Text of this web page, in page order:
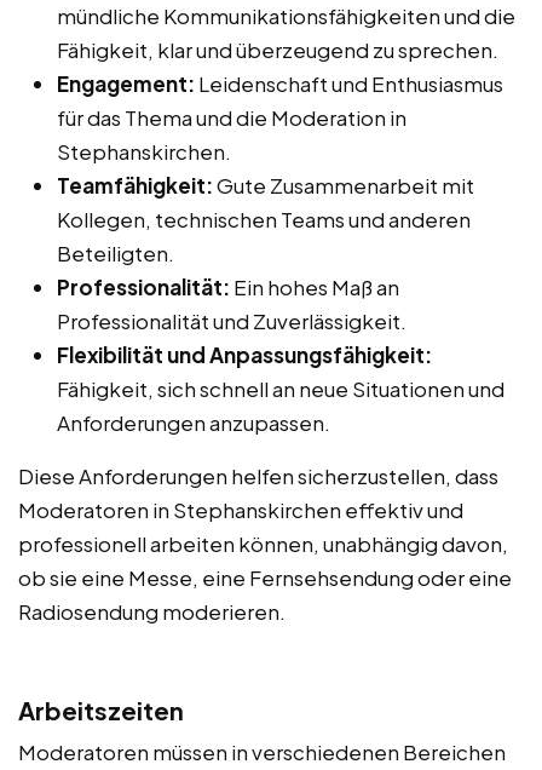
mündliche Kommunikationsfähigkeiten und die
Fähigkeit, klar und überzeugend zu sprechen.
Engagement: Leidenschaft und Enthusiasmus
für das Thema und die Moderation in
Stephanskirchen.
Teamfähigkeit:Gute Zusammenarbeit mit
Kollegen, technischen Teams und anderen
Beteiligten.
Professionalität: Ein hohes Maß an
Professionalität und Zuverlässigkeit.
Flexibilität und Anpassungsfähigkeit:
Fähigkeit, sich schnell an neue Situationen und
Anforderungen anzupassen.
Diese Anforderungen helfen sicherzustellen, dass
Moderatoren in Stephanskirchen effektiv und
professionell arbeiten können, unabhängig davon,
ob sie eine Messe, eine Fernsehsendung oder eine
Radiosendung moderieren.
Arbeitszeiten
Moderatoren müssen in verschiedenen Bereichen